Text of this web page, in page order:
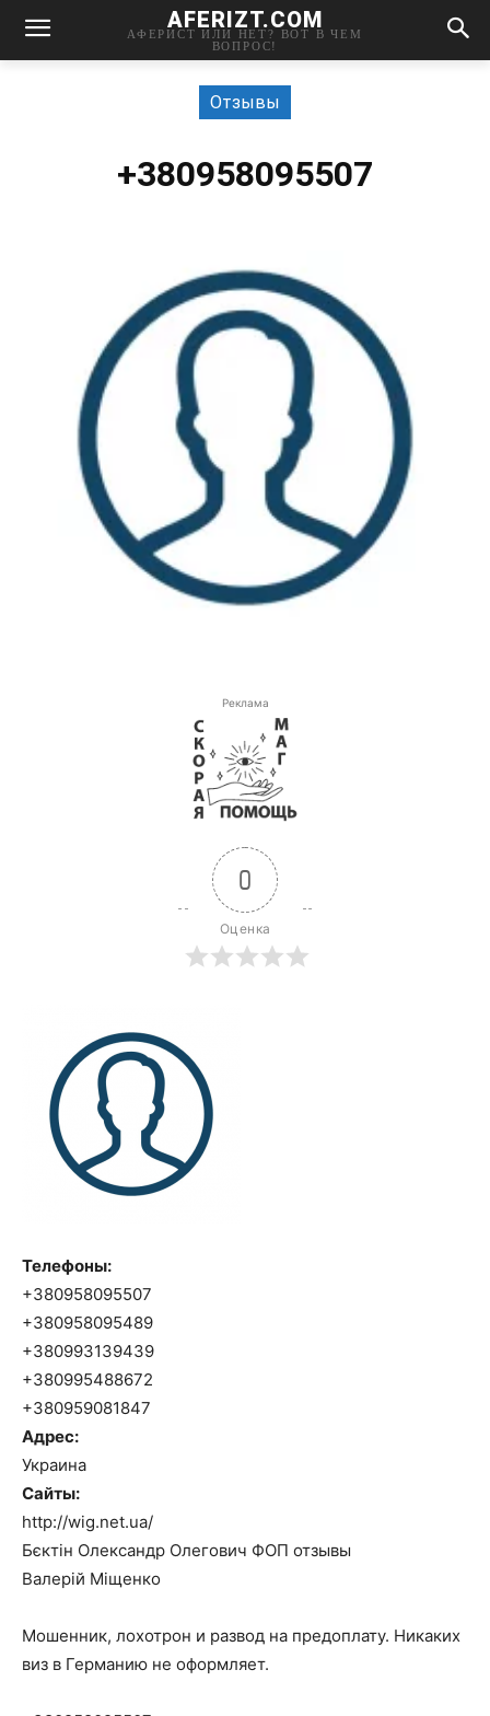
AFERIZT.COM
АФЕРИСТ ИЛИ НЕТ? ВОТ В ЧЕМ
ВОПРОС!
Отзывы
+380958095507
Реклама
0
Оценка
Телефоны:
+380958095507
+380958095489
+380993139439
+380995488672
+380959081847
Адрес:
Украина
Сайты:
http://wig.net.ua/
Бєктін Олександр Олегович ФОП отзывы
Валерій Міщенко
Мошенник, лохотрон и развод на предоплату. Никаких
виз в Германию не оформляет.